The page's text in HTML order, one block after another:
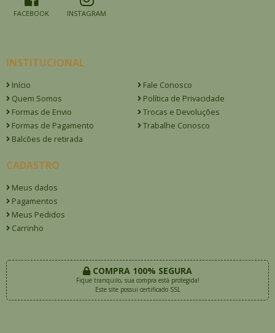
FACEBOOK INSTAGRAM
INSTITUCIONAL
Início
Fale Conosco
Quem Somos
Política de Privacidade
Formas de Envio
Trocas e Devoluções
Formas de Pagamento
Trabalhe Conosco
Balcões de retirada
CADASTRO
Meus dados
Pagamentos
Meus Pedidos
Carrinho
COMPRA 100% SEGURA
Fique tranquilo, sua compra está protegida!
Este site possui certificado SSL